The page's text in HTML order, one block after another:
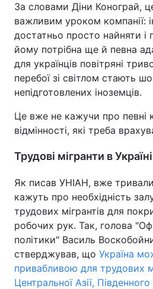
За словами Діни Конограй,
важливим уроком компанії:
достатньо просто найняти і
йому потрібна ще й певна
для українців повітряні
перебої зі світлом стають
непідготовлених іноземців.
Це вже не кажучи про певні
відмінності, які треба
Трудові мігранти в Україні
Як писав УНІАН, вже
кажуть про необхідність
трудових мігрантів для
робочих рук. Так, голова
політики" Василь
стверджував, що Україна
привабливою для трудових
Центральної Азії,